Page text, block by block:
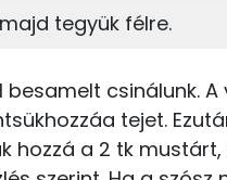
anyagok
tegyük félre.
besamelt csinálunk.
tejet.
hozzá a 2 tk